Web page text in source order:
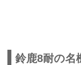
鈴鹿8耐の名